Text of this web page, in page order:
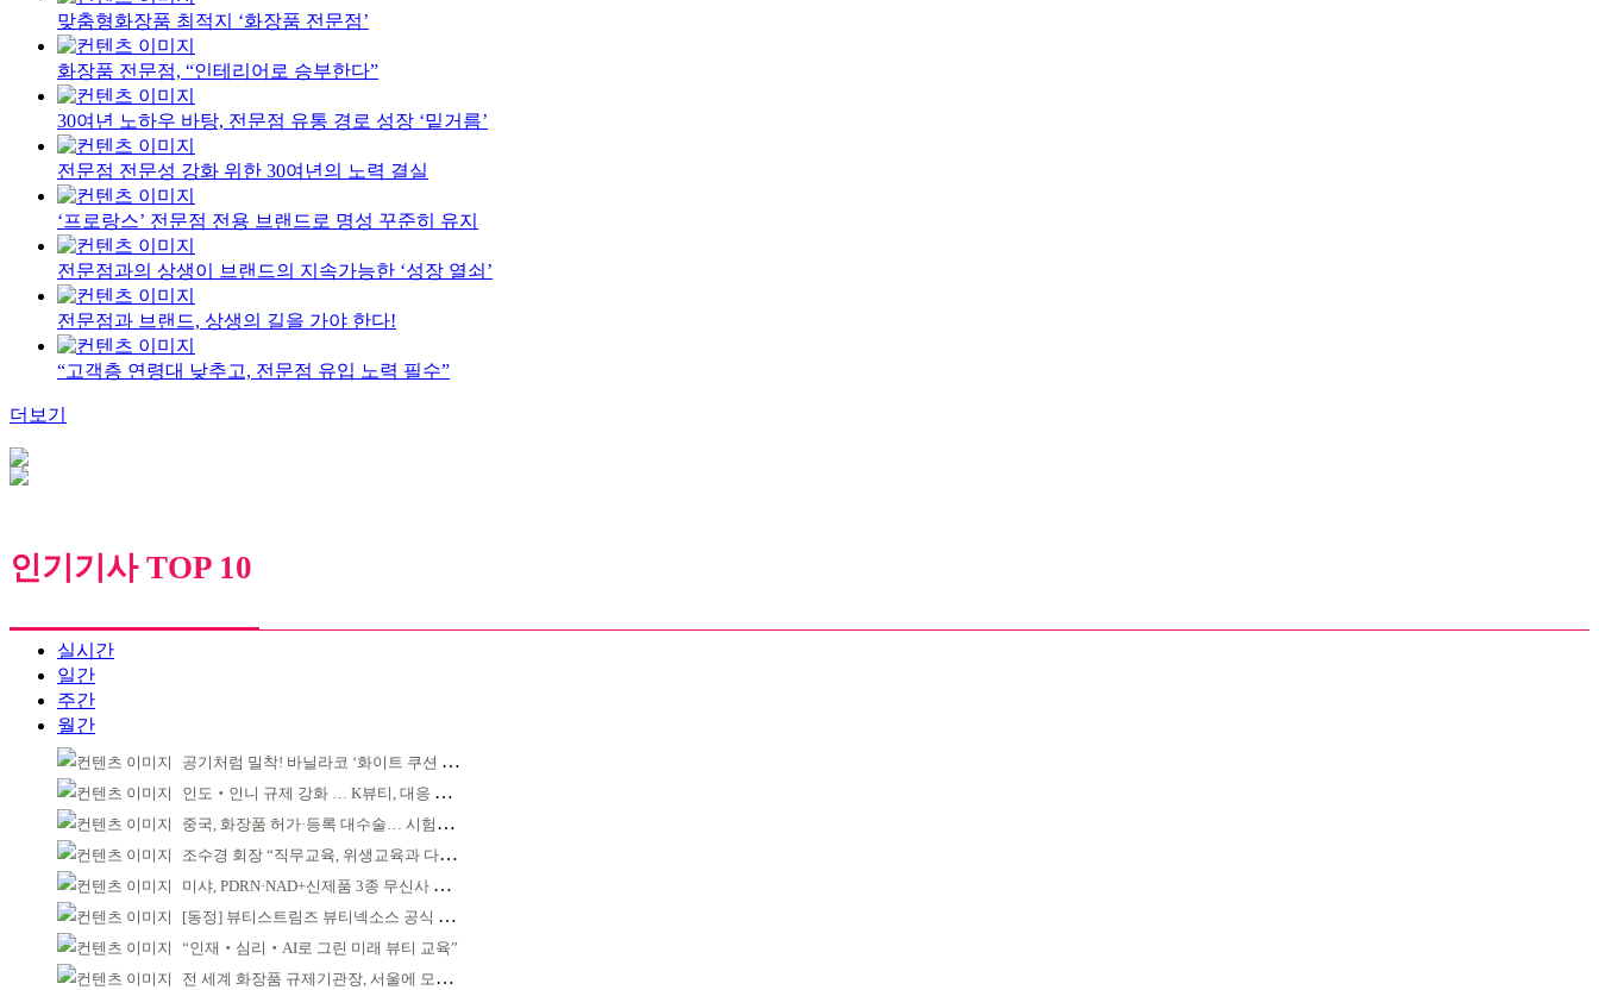
맞춤형화장품 최적지 ‘화장품 전문점’
화장품 전문점, “인테리어로 승부한다”
30여년 노하우 바탕, 전문점 유통 경로 성장 ‘밑거름’
전문점 전문성 강화 위한 30여년의 노력 결실
‘프로랑스’ 전문점 전용 브랜드로 명성 꾸준히 유지
전문점과의 상생이 브랜드의 지속가능한 ‘성장 열쇠’
전문점과 브랜드, 상생의 길을 가야 한다!
“고객층 연령대 낮추고, 전문점 유입 노력 필수”
더보기
인기기사 TOP 10
실시간
일간
주간
월간
공기처럼 밀착! 바닐라코 ‘화이트 쿠션 에어’ 출시
인도‧인니 규제 강화 … K뷰티, 대응 시급
중국, 화장품 허가·등록 대수술… 시험자료 공용 허용
조수경 회장 “직무교육, 위생교육과 다르다”
미샤, PDRN·NAD+신제품 3종 무신사 뷰티 단독 선론칭
[동정] 뷰티스트림즈 뷰티넥소스 공식 론칭
“인재‧심리‧AI로 그린 미래 뷰티 교육”
전 세계 화장품 규제기관장, 서울에 모인다